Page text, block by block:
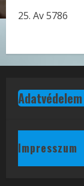
25. Av 5786
Adatvédelem
Impresszum